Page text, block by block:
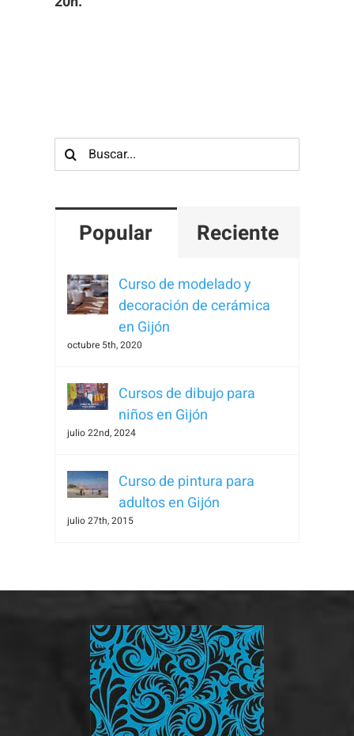
Buscar:
Popular Reciente
Curso de modelado y
decoración de cerámica
en Gijón
octubre 5th, 2020
Cursos de dibujo para
niños en Gijón
julio 22nd, 2024
Curso de pintura para
adultos en Gijón
julio 27th, 2015